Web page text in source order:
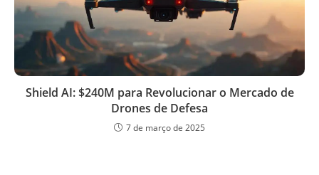
Shield AI: $240M para Revolucionar o Mercado de
Drones de Defesa
7 de março de 2025